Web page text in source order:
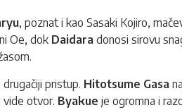
, poznat i kao Sasaki Kojiro,
Oe, dok Daidara donosi sirovu
pristup. Hitotsume Gasa
vide otvor. Byakue je ogromna i